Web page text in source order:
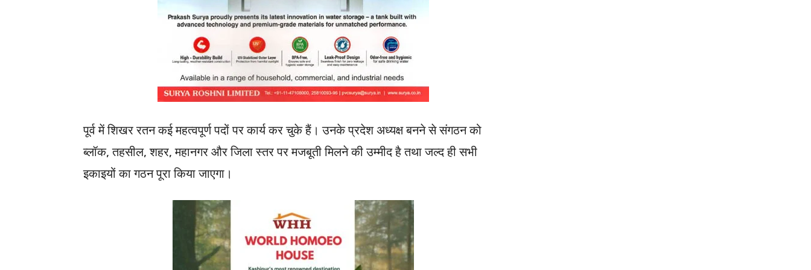
पूर्व में शिखर रतन कई महत्वपूर्ण पदों पर कार्य कर चुके हैं। उनके प्रदेश अध्यक्ष बनने से संगठन को
ब्लॉक, तहसील, शहर, महानगर और जिला स्तर पर मजबूती मिलने की उम्मीद है तथा जल्द ही सभी
इकाइयों का गठन पूरा किया जाएगा।